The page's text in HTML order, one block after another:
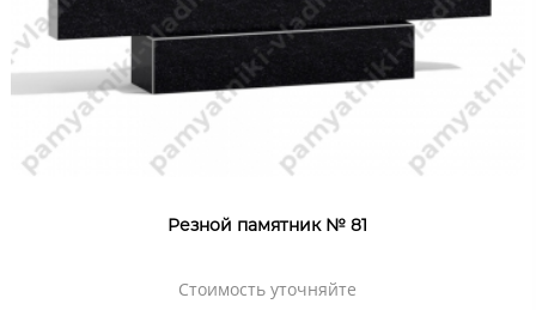
Резной памятник № 81
Стоимость уточняйте